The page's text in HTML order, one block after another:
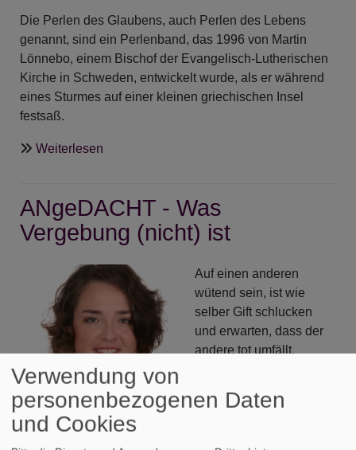
Die Perlen des Glaubens, auch Perlen des Lebens
genannt, sind ein Perlenband, das 1996 von Martin
Lönnebo, einem Bischof der Evangelisch-Lutherischen
Kirche in Schweden, entwickelt wurde, als er während
eines Sturmes auf einer kleinen griechischen Insel
festsaß.
Weiterlesen
Ist
Glaube
mit
den
Händen
greifbar?
ANgeDACHT - Was
Vergebung (nicht) ist
Bildrechte Pfarrerin Birgit Schiel
Auf einen anderen
wütend sein, ist wie
selber Gift schlucken
und erwarten, dass der
andere tot umfällt.
meine Verletzung
Koffer voll Steine, die ich
Verwendung von
personenbezogenen Daten
und Cookies